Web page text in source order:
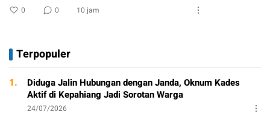
0 0 10 jam
Terpopuler
1.
Diduga Jalin Hubungan dengan Janda, Oknum Kades
Aktif di Kepahiang Jadi Sorotan Warga
24/07/2026